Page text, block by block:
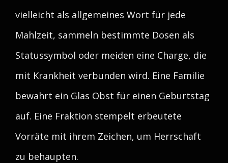
vielleicht als allgemeines Wort für jede
Mahlzeit, sammeln bestimmte Dosen als
Statussymbol oder meiden eine Charge, die
mit Krankheit verbunden wird. Eine Familie
bewahrt ein Glas Obst für einen Geburtstag
auf. Eine Fraktion stempelt erbeutete
Vorräte mit ihrem Zeichen, um Herrschaft
zu behaupten.